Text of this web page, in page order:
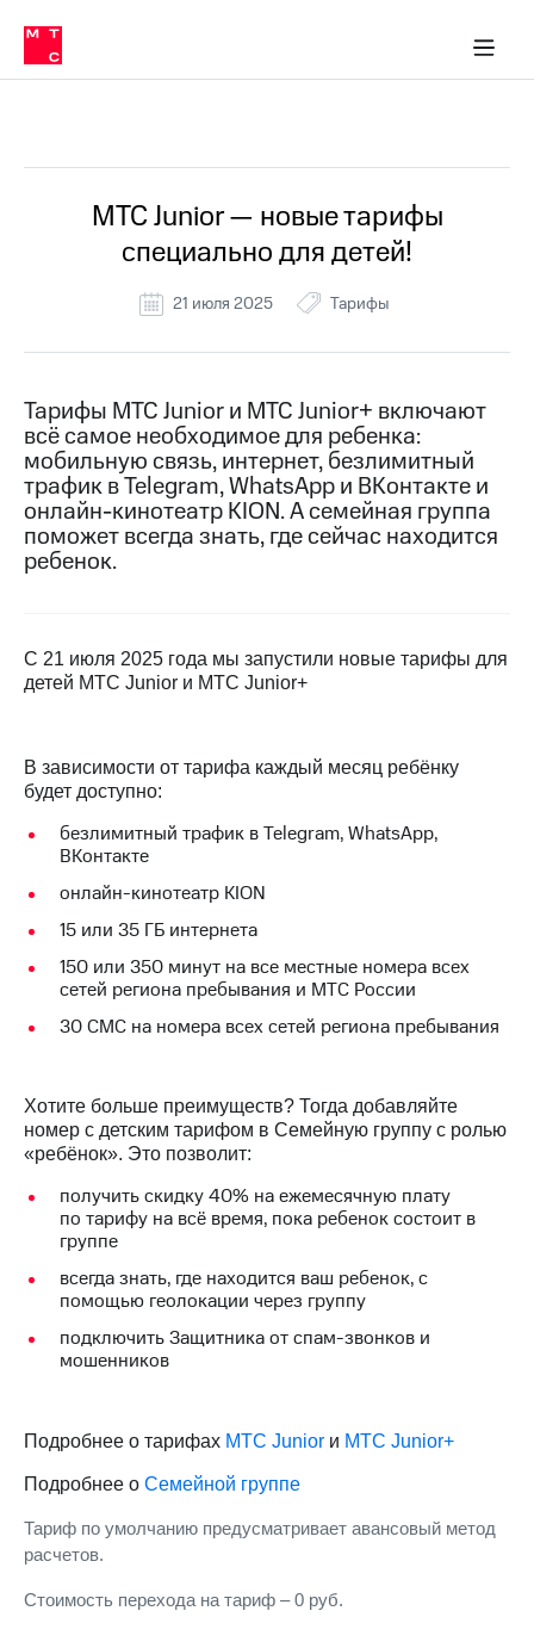
связь
Сервисы и подписки
30% на связь
кабинеты
Мобильная
и
Спутниковое
Деньги
номер
в МТС
Тарифы
Услуги
группа
Оформить
eSIM
SIM-
карта
иностранцев
Оформить
чистый
номер
красивый
номер
Заменить
SIM-
карту
Перейти
на
eSIM
Для дома
Выберите
с выгодным
тарифом
Тарифы
Интернет,
ТВ и телефон
для дома
в МТС
Услуги
приложение
Мой
МТС
Акции
Скидка 30%
на связь
РИИЛ
и МТС
Супер
оплате
с карты
МТС
Деньги
и подключите
ТВ
с выгодным
тарифом
Тарифы
для дома
Личный
кабинет
интернета
и
ТВ
Личный
кабинет
Скачать
приложение
Мой
МТС
Акции
Видеонаблюдение
для дома
МТС Junior — новые тарифы
специально для детей!
21 июля 2025 Тарифы
Тарифы МТС Junior и МТС Junior+ включают
всё самое необходимое для ребенка:
мобильную связь, интернет, безлимитный
трафик в Telegram, WhatsApp и ВКонтакте и
онлайн-кинотеатр KION. А семейная группа
поможет всегда знать, где сейчас находится
ребенок.
С 21 июля 2025 года мы запустили новые тарифы для
детей МТС Junior и МТС Junior+
В зависимости от тарифа каждый месяц ребёнку
будет доступно:
безлимитный трафик в Telegram, WhatsApp,
ВКонтакте
онлайн-кинотеатр KION
15 или 35 ГБ интернета
150 или 350 минут на все местные номера всех
сетей региона пребывания и МТС России
30 СМС на номера всех сетей региона пребывания
Хотите больше преимуществ? Тогда добавляйте
номер с детским тарифом в Семейную группу с ролью
«ребёнок». Это позволит:
получитьскидку 40% наежемесячную плату
по тарифу на всё время, пока ребенок состоит в
группе
всегдазнать, где находится ваш ребенок, с
помощью геолокации через группу
подключить Защитника от спам-звонков и
мошенников
Подробнее о тарифах МТС Junior и МТС Junior+
Подробнее о Семейной группе
Тариф по умолчанию предусматривает авансовый метод
расчетов.
Стоимость перехода на тариф – 0 руб.